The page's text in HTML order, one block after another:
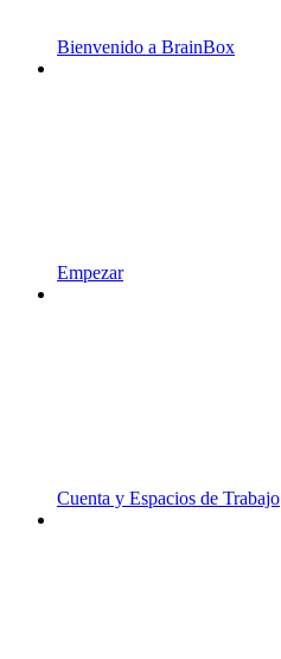
Bienvenido a BrainBox
Empezar
Cuenta y Espacios de Trabajo